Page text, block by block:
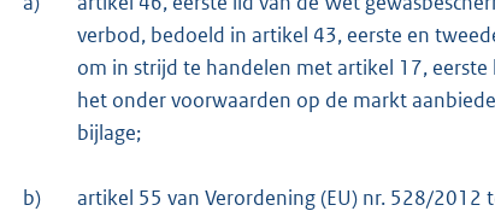
verbod, bedoeld in artikel 43, eerste en
om in strijd te handelen met artikel 17,
het onder voorwaarden op de markt
bijlage;
b)
artikel 55 van Verordening (EU) nr. 528/